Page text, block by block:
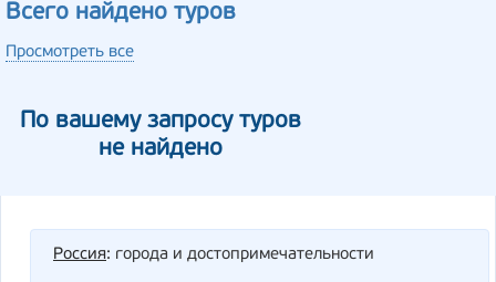
Всего найдено туров
Просмотреть все
По вашему запросу туров
не найдено
Россия: города и достопримечательности